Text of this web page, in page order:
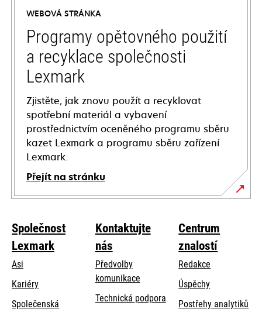
new
tab
WEBOVÁ STRÁNKA
Programy opětovného použití
a recyklace společnosti
Lexmark
Zjistěte, jak znovu použít a recyklovat
spotřební materiál a vybavení
prostřednictvím oceněného programu sběru
kazet Lexmark a programu sběru zařízení
Lexmark.
Přejít na stránku
Společnost
Lexmark
Asi
Kariéry
Společenská
Kontaktujte
nás
Předvolby
komunikace
Technická podporaopens
Centrum
znalostí
Redakce
Úspěchy
Postřehy analytiků